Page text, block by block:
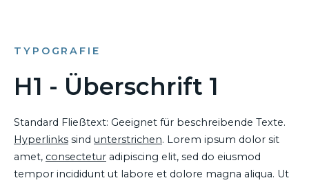
TYPOGRAFIE
H1 - Überschrift 1
Standard Fließtext: Geeignet für beschreibende Texte.
Hyperlinks sind unterstrichen. Lorem ipsum dolor sit
amet, consectetur adipiscing elit, sed do eiusmod
tempor incididunt ut labore et dolore magna aliqua. Ut